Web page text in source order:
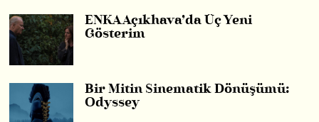
ENKA Açıkhava’da Üç Yeni
Gösterim
Bir Mitin Sinematik Dönüşümü:
Odyssey